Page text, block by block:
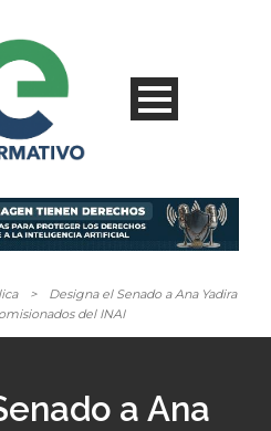
>
Designa el Senado a Ana Yadira
del INAI
a Ana